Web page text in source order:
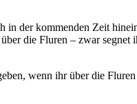
in der kommenden Zeit
die Fluren – zwar segnet
wenn ihr über die